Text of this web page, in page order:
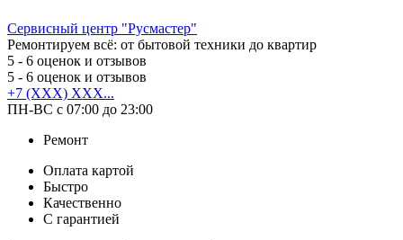
Сервисный центр "Русмастер"
Ремонтируем всё: от бытовой техники до квартир
5 - 6 оценок и отзывов
5 - 6 оценок и отзывов
+7 (XXX) XXX...
ПН-ВС с 07:00 до 23:00
Ремонт
Оплата картой
Быстро
Качественно
С гарантией